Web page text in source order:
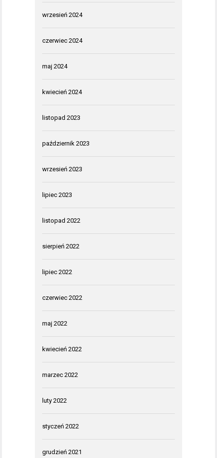
wrzesień 2024
czerwiec 2024
maj 2024
kwiecień 2024
listopad 2023
październik 2023
wrzesień 2023
lipiec 2023
listopad 2022
sierpień 2022
lipiec 2022
czerwiec 2022
maj 2022
kwiecień 2022
marzec 2022
luty 2022
styczeń 2022
grudzień 2021